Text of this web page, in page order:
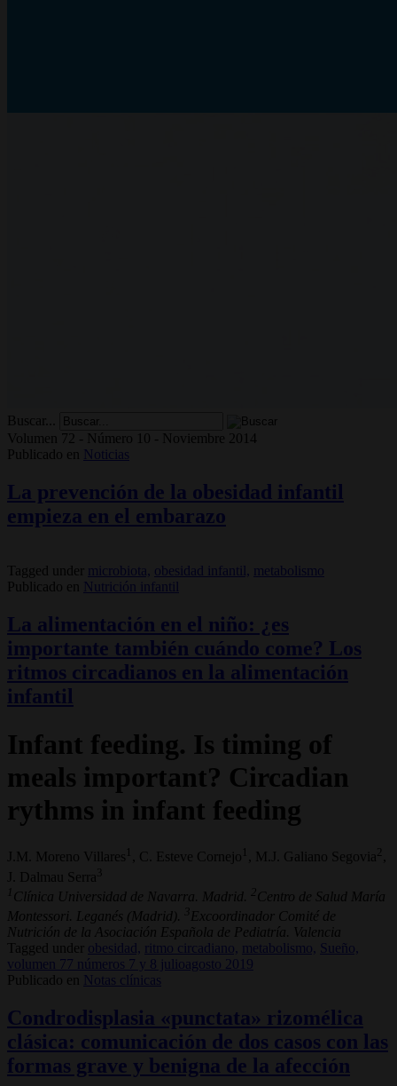
Buscar...
Volumen 72 - Número 10 - Noviembre 2014
Publicado en
Noticias
La prevención de la obesidad infantil
empieza en el embarazo
Tagged under microbiota, obesidad infantil,
metabolismo
Publicado en
Nutrición infantil
La alimentación en el niño: ¿es
importante también cuándo come? Los
ritmos circadianos en la alimentación
infantil
Infant feeding. Is timing of
meals important? Circadian
rythms in infant feeding
J.M. Moreno Villares 1 , C. Esteve Cornejo 1 , M.J. Galiano Segovia2
J. Dalmau Serra 3
1 Clínica Universidad de Navarra. Madrid. 2Centro de Salud María
Montessori. Leganés (Madrid).
3 Excoordinador Comité de
Nutrición de la Asociación Española de Pediatría. Valencia
Tagged under
obesidad, ritmo circadiano, metabolismo,
Sueño,
volumen 77 números 7 y 8 julioagosto 2019
Publicado en
Notas clínicas
Condrodisplasia «punctata» rizomélica
clásica: comunicación de dos casos con las
formas grave y benigna de la afección